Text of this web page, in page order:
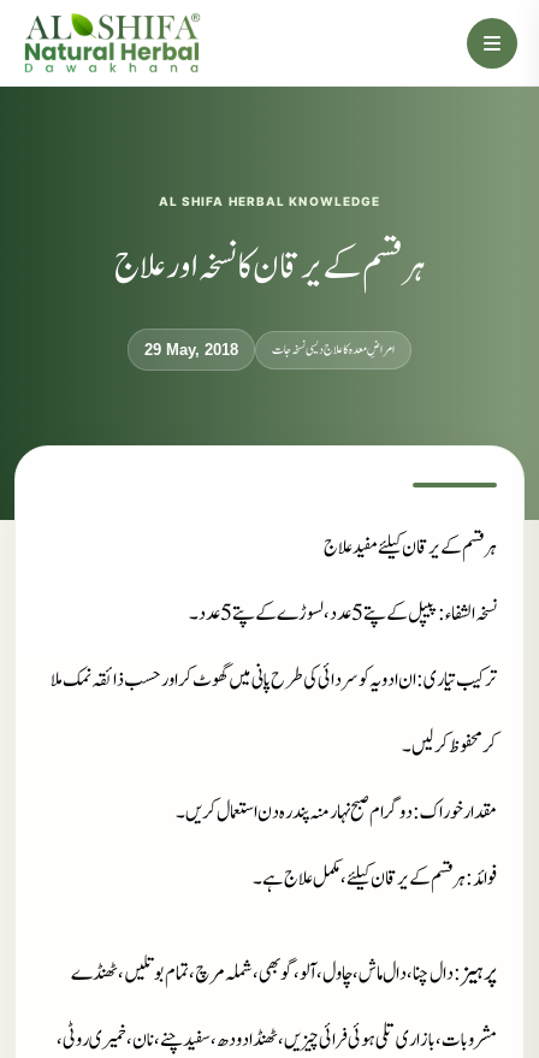
AL SHIFA HERBAL KNOWLEDGE
ہر قسم کے یرقان کا نسخہ اور علاج
29 May, 2018 امراضِ معدہ کا علاج دیسی نسخہ جات
ہر قسم کے یرقان کیلئے مفید علاج
نسخہ الشفاء: پیپل کے پتے 5 عدد، لسوڑے کے پتے 5 عدد۔
ترکیب تیاری: ان ادویہ کو سردائی کی طرح پانی میں گھوٹ کر اور حسب ذائقہ نمک ملا
کر محفوظ کرلیں۔
مقدار خوراک: دو گرام صبح نہار منہ پندرہ دن استعمال کریں۔
فوائد: ہر قسم کے یرقان کیلئے، مکمل علاج ہے۔
پر ہیز: دال چنا، دال ماش، چاول، آلو، گوبھی، شملہ مرچ، تمام بوتلیں، ٹھنڈے
مشروبات، بازاری تلی ہوئی فرائی چیزیں، ٹھنڈا دودھ، سفید چنے،نان، خمیری روٹی،